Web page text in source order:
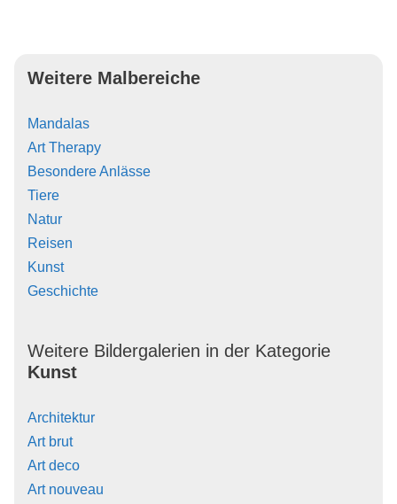
Weitere Malbereiche
Mandalas
Art Therapy
Besondere Anlässe
Tiere
Natur
Reisen
Kunst
Geschichte
Weitere Bildergalerien in der Kategorie
Kunst
Architektur
Art brut
Art deco
Art nouveau